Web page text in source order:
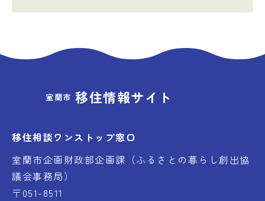
室蘭市 移住情報サイト
移住相談ワンストップ窓口
室蘭市企画財政部企画課（ふるさとの暮らし創出協
議会事務局）
〒051-8511